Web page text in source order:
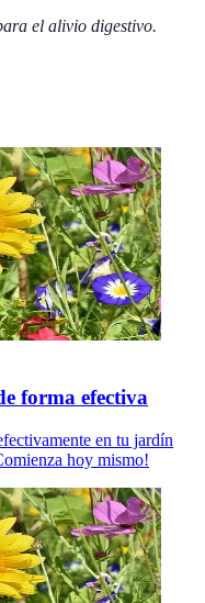
el alivio digestivo.
forma efectiva
en tu jardín
hoy mismo!